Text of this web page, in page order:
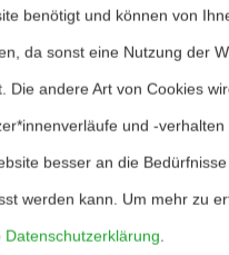
benötigt und können von
da sonst eine Nutzung der
Die andere Art von Cookies
und -verhalten
besser an die
werden kann. Um mehr zu
Datenschutzerklärung.